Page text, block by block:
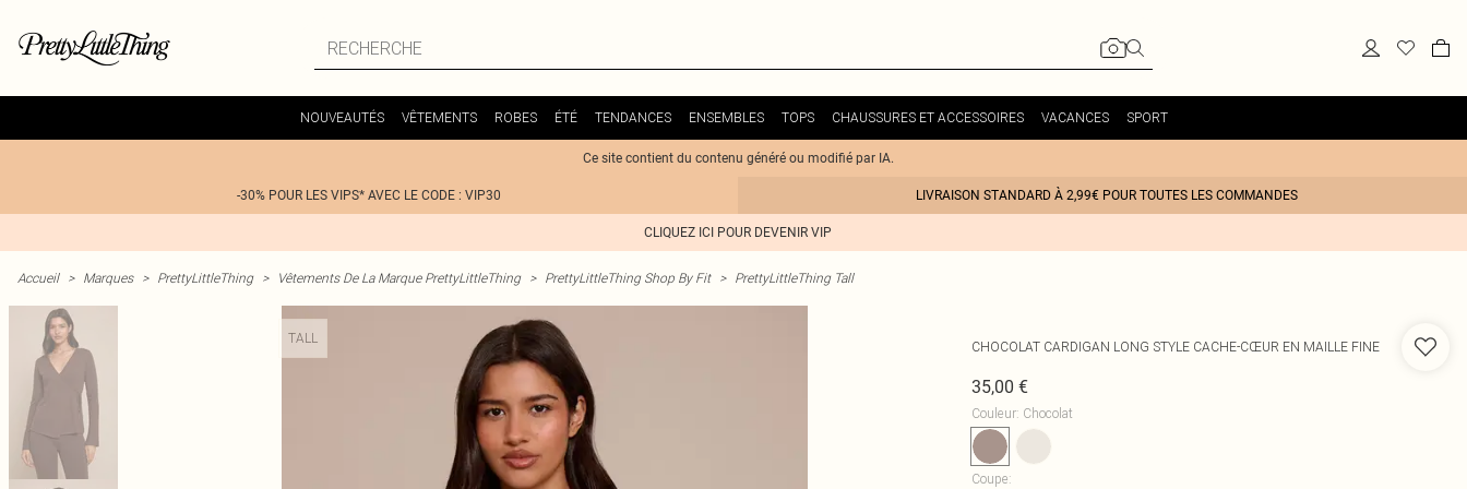
NOUVEAUTÉS VÊTEMENTS ROBES ÉTÉ TENDANCES ENSEMBLES TOPS CHAUSSURES ET ACCESSOIRES VACANCES SPORT
Ce site contient du contenu généré ou modifié par IA.
-30% POUR LES VIPS* AVEC LE CODE : VIP30 LIVRAISON STANDARD À 2,99€ POUR TOUTES LES COMMANDES
CLIQUEZ ICI POUR DEVENIR VIP
Accueil > Marques > PrettyLittleThing > Vêtements De La Marque PrettyLittleThing > PrettyLittleThing Shop By Fit > PrettyLittleThing Tall
TALL
CHOCOLAT CARDIGAN LONG STYLE CACHE-CŒUR EN MAILLE FINE
35,00 €
Couleur: Chocolat
Coupe: